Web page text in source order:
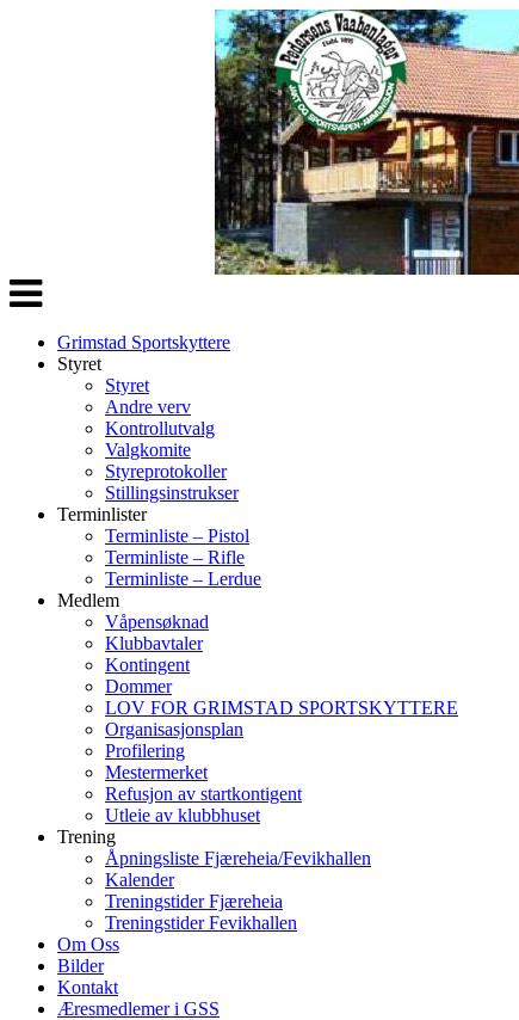
Veksle
navigasjon
Grimstad Sportskyttere
Styret
Styret
Andre verv
Kontrollutvalg
Valgkomite
Styreprotokoller
Stillingsinstrukser
Terminlister
Terminliste – Pistol
Terminliste – Rifle
Terminliste – Lerdue
Medlem
Våpensøknad
Klubbavtaler
Kontingent
Dommer
LOV FOR GRIMSTAD SPORTSKYTTERE
Organisasjonsplan
Profilering
Mestermerket
Refusjon av startkontigent
Utleie av klubbhuset
Trening
Åpningsliste Fjæreheia/Fevikhallen
Kalender
Treningstider Fjæreheia
Treningstider Fevikhallen
Om Oss
Bilder
Kontakt
Æresmedlemer i GSS